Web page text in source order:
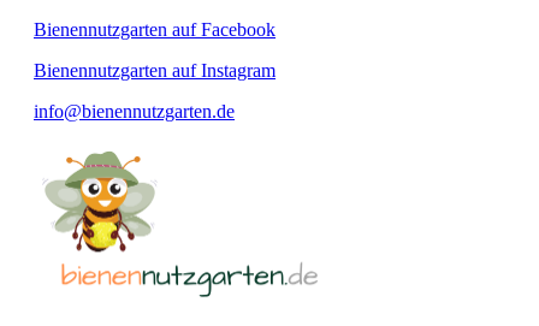
Bienennutzgarten auf Facebook
Bienennutzgarten auf Instagram
info@bienennutzgarten.de